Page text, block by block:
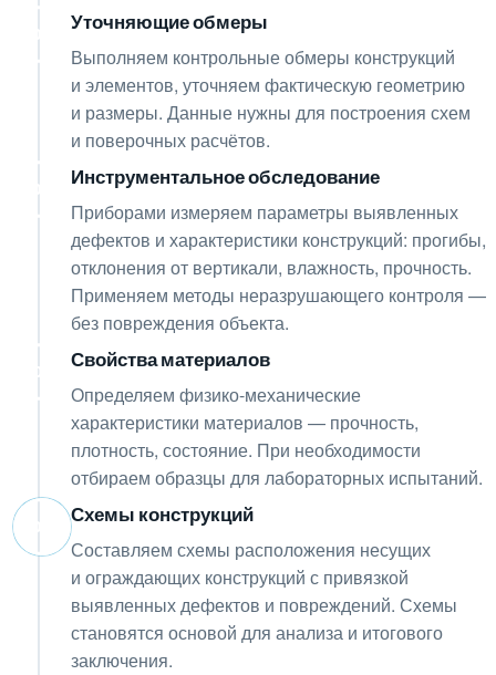
03
Уточняющие обмеры
Выполняем контрольные обмеры конструкций
и элементов, уточняем фактическую геометрию
и размеры. Данные нужны для построения схем
и поверочных расчётов.
04
Инструментальное обследование
Приборами измеряем параметры выявленных
дефектов и характеристики конструкций: прогибы,
отклонения от вертикали, влажность, прочность.
Применяем методы неразрушающего контроля —
без повреждения объекта.
05
Свойства материалов
Определяем физико-механические
характеристики материалов — прочность,
плотность, состояние. При необходимости
отбираем образцы для лабораторных испытаний.
06
Схемы конструкций
Составляем схемы расположения несущих
и ограждающих конструкций с привязкой
выявленных дефектов и повреждений. Схемы
становятся основой для анализа и итогового
заключения.